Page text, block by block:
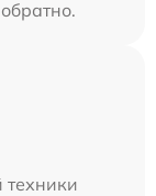
техники